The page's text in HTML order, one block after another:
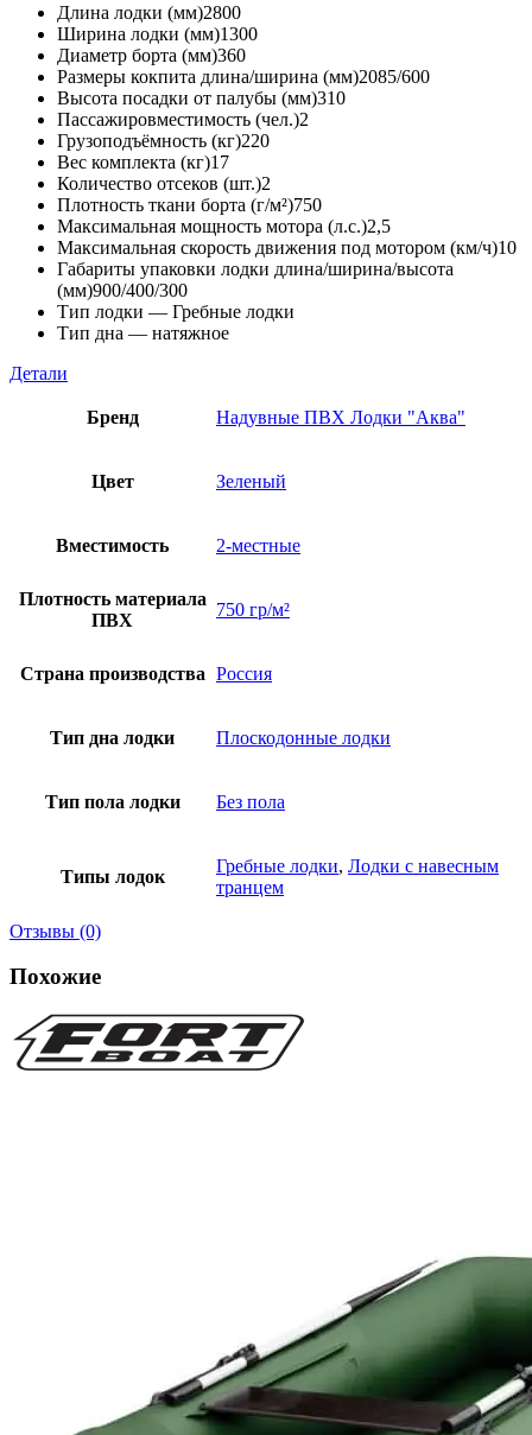
Длина лодки (мм)2800
Ширина лодки (мм)1300
Диаметр борта (мм)360
Размеры кокпита длина/ширина (мм)2085/600
Высота посадки от палубы (мм)310
Пассажировместимость (чел.)2
Грузоподъёмность (кг)220
Вес комплекта (кг)17
Количество отсеков (шт.)2
Плотность ткани борта (г/м²)750
Максимальная мощность мотора (л.с.)2,5
Максимальная скорость движения под мотором (км/ч)10
Габариты упаковки лодки длина/ширина/высота
(мм)900/400/300
Тип лодки — Гребные лодки
Тип дна — натяжное
Детали
Бренд Надувные ПВХ Лодки "Аква"
Цвет Зеленый
Вместимость 2-местные
Плотность материала
ПВХ
750 гр/м²
Страна производства Россия
Тип дна лодки Плоскодонные лодки
Тип пола лодки Без пола
Типы лодок
Гребные лодки, Лодки с навесным
транцем
Отзывы (0)
Похожие